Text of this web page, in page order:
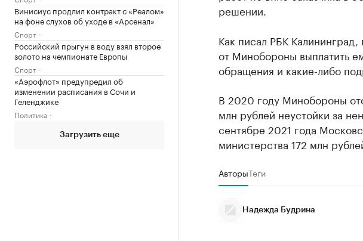
Винисиус продлил контракт с «Реалом»
на фоне слухов об уходе в «Арсенал»
Спорт
Российский прыгун в воду взял второе
золото на чемпионате Европы
Спорт
«Аэрофлот» предупредил об
изменении расписания в Сочи и
Геленджике
Политика
Загрузить еще
решении.
Как писал РБК
от Минобороны выплатить
обращения и какие-либо
В 2020 году Минобороны
млн рублей неустойки за
сентябре 2021 года
министерства 172 млн
АвторыТеги
Надежда Будрина